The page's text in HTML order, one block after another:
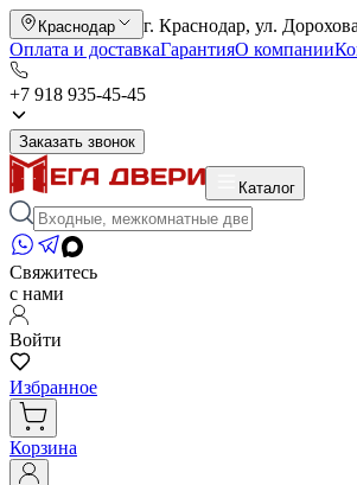
Краснодар
г. Краснодар, ул.
Оплата и доставкаГарантияО компании
+7 918 935-45-45
Заказать звонок
Каталог
Свяжитесь
с нами
Войти
Избранное
Корзина